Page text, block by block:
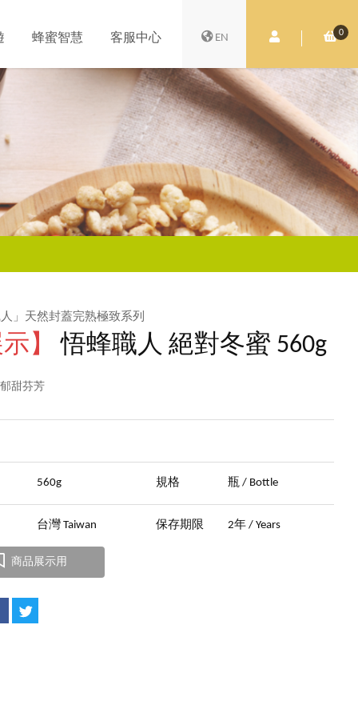
蜂蜜智慧 客服中心 EN 會員中心 0
購
」天然封蓋完熟極致系列
】 悟蜂職人 絕對冬蜜 560g
甜芬芳
560g 規格 瓶 / Bottle
台灣 Taiwan 保存期限 2年 / Years
商品展示用